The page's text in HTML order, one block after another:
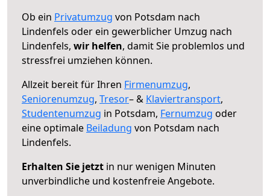
Ob ein Privatumzug von Potsdam nach
Lindenfels oder ein gewerblicher Umzug nach
Lindenfels, wir helfen, damit Sie problemlos und
stressfrei umziehen können.
Allzeit bereit für Ihren Firmenumzug,
Seniorenumzug, Tresor– & Klaviertransport,
Studentenumzug in Potsdam, Fernumzug oder
eine optimale Beiladung von Potsdam nach
Lindenfels.
Erhalten Sie jetzt in nur wenigen Minuten
unverbindliche und kostenfreie Angebote.